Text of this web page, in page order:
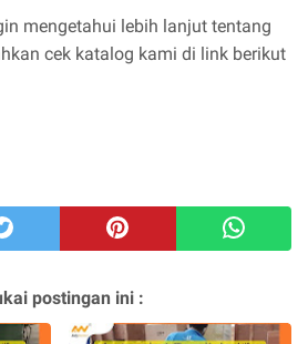
mengetahui lebih lanjut tentang
cek katalog kami di link berikut
postingan ini :